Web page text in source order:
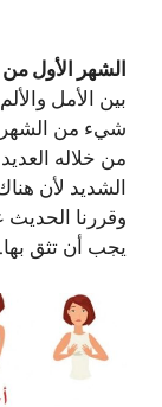
الشهر الأول
بين الأمل
شيء من الشهر
من خلاله
الشديد لأن
وقررنا الحديث
يجب أن تثق بها.